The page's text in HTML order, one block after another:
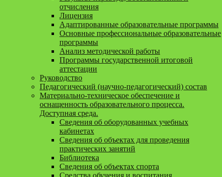
отчисления
Лицензия
Адаптированные образовательные программы
Основные профессиональные образовательные
программы
Анализ методической работы
Программы государственной итоговой
аттестации
Руководство
Педагогический (научно-педагогический) состав
Материально-техническое обеспечение и
оснащенность образовательного процесса.
Доступная среда.
Сведения об оборудованных учебных
кабинетах
Сведения об объектах для проведения
практических занятий
Библиотека
Сведения об объектах спорта
Средства обучения и воспитания